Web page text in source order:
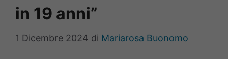
in 19 anni”
1 Dicembre 2024 di Mariarosa Buonomo